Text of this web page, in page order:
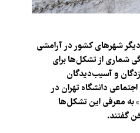
شهرهای کشور در آرامشی
شماری از تشکل‌ها برای
و آسیب‌دیدگان
و تحقیقات اجتماعی دانشگاه تهران در
به معرفی این تشکل‌ها
گفتند.